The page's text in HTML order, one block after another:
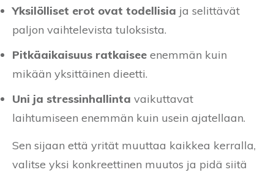
Yksilölliset erot ovat todellisia ja selittävät
paljon vaihtelevista tuloksista.
Pitkäaikaisuus ratkaisee enemmän kuin
mikään yksittäinen dieetti.
Uni ja stressinhallinta vaikuttavat
laihtumiseen enemmän kuin usein ajatellaan.
Sen sijaan että yrität muuttaa kaikkea kerralla,
valitse yksi konkreettinen muutos ja pidä siitä